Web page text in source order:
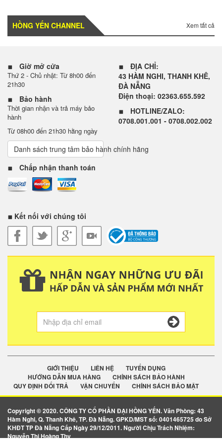
HỒNG YẾN CHANNEL Xem tất cả
Giờ mở cửa
Thứ 2 - Chủ nhật: Từ 8h00 đến
21h30
Bảo hành
Thời gian nhận và trả máy bảo
hành
Từ 08h00 đến 21h30 hằng ngày
Danh sách trung tâm bảo hành chính hãng
Chấp nhận thanh toán
ĐỊA CHỈ:
43 HÀM NGHI, THANH KHÊ,
ĐÀ NẴNG
Điện thoại: 02363.655.592
HOTLINE/ZALO:
0708.001.001 - 0708.002.002
Kết nối với chúng tôi
GIỚI THIỆU LIÊN HỆ
TUYỂN DỤNG
HƯỚNG DẪN MUA HÀNG
CHÍNH SÁCH BẢO HÀNH
QUY ĐỊNH ĐỔI TRẢ
VẬN CHUYỂN CHÍNH SÁCH BẢO MẬT
Copyright © 2020. CÔNG TY CỔ PHẦN ĐẠI HỒNG YẾN. Văn Phòng: 43
Hàm Nghi, Q. Thanh Khê, TP. Đà Nẵng. GPKD/MST số: 0401465725 do Sở
KHĐT TP Đà Nẵng Cấp Ngày 29/12/2011. Người Chịu Trách Nhiệm:
Nguyễn Thị Hoàng Thy